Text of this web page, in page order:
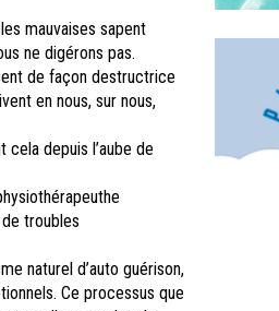
mauvaises sapent
ne digérons pas.
de façon destructrice
en nous, sur nous,
cela depuis l’aube de
troubles
naturel d’auto guérison,
Ce processus que